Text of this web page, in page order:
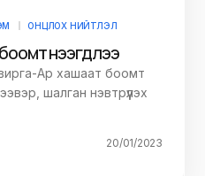
ОНЦЛОХ НИЙТЛЭЛ
нээгдлээ
Ар хашаат боомт
шалган нэвтрүүлэх
20/01/2023